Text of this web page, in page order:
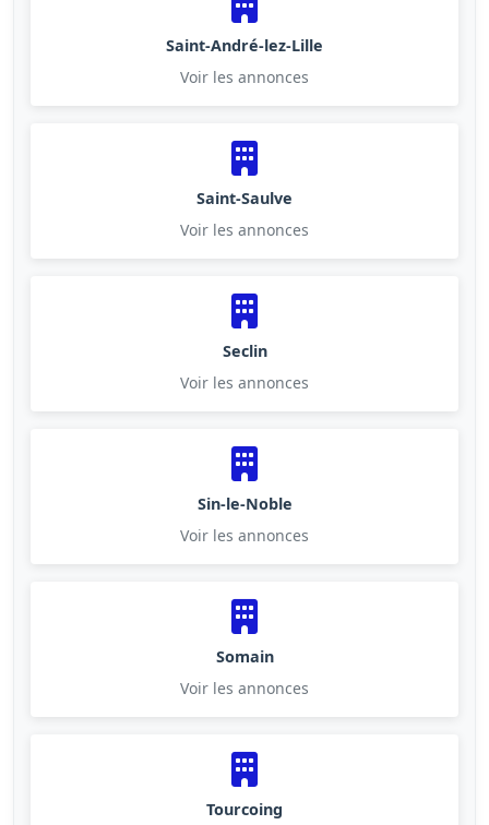
Saint-André-lez-Lille
Voir les annonces
Saint-Saulve
Voir les annonces
Seclin
Voir les annonces
Sin-le-Noble
Voir les annonces
Somain
Voir les annonces
Tourcoing